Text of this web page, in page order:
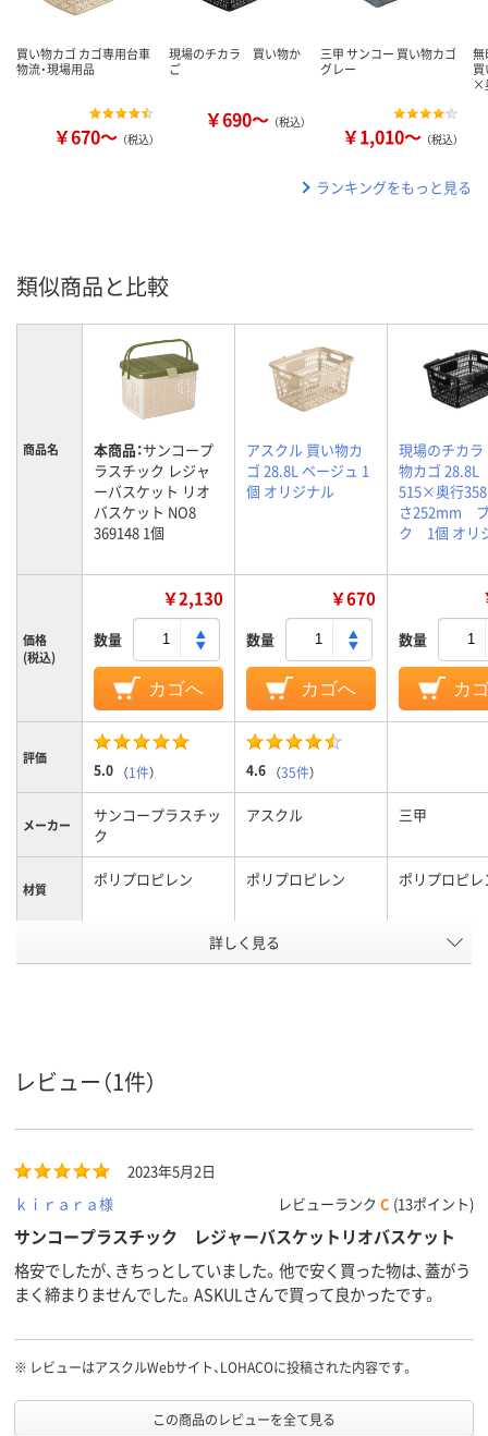
買い物カゴ カゴ専用台車
物流・現場用品
￥670～ （税込）
現場のチカラ 買い物か
ご
￥690～ （税込）
三甲 サンコー 買い物カゴ
グレー
￥1,010～ （税込）
無
×
ランキングをもっと見る
類似商品と比較
商品名 本商品：サンコープ
ラスチック レジャ
ーバスケット リオ
バスケット NO8
369148 1個
アスクル 買い物カ
ゴ 28.8L ベージュ 1
個 オリジナル
現場のチカ
物カゴ
515×奥行
さ252mm
ク 1個 オリ
価格
(税込)
￥2,130
数量
カゴへ
￥670
数量
カゴへ
数量
カ
評価
5.0 （1件） 4.6 （35件）
メーカー
サンコープラスチッ
ク
アスクル 三甲
材質 ポリプロピレン ポリプロピレン ポリプロピレ
95 95
詳しく見る
レビュー（1件）
2023年5月2日
ｋｉｒａｒａ様
レビューランク C (13ポイント)
サンコープラスチック レジャーバスケットリオバスケット
格安でしたが、きちっとしていました。他で安く買った物は、蓋がう
まく締まりませんでした。ASKULさんで買って良かったです。
※ レビューはアスクルWebサイト、LOHACOに投稿された内容です。
この商品のレビューを全て見る